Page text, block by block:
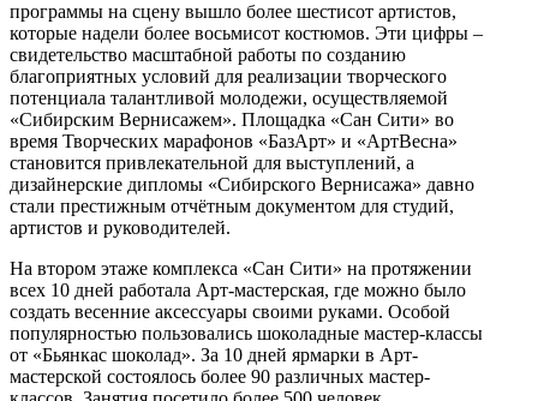
программы на сцену вышло более шестисот артистов,
которые надели более восьмисот костюмов. Эти цифры –
свидетельство масштабной работы по созданию
благоприятных условий для реализации творческого
потенциала талантливой молодежи, осуществляемой
«Сибирским Вернисажем». Площадка «Сан Сити» во
время Творческих марафонов «БазАрт» и «АртВесна»
становится привлекательной для выступлений, а
дизайнерские дипломы «Сибирского Вернисажа» давно
стали престижным отчётным документом для студий,
артистов и руководителей.
На втором этаже комплекса «Сан Сити» на протяжении
всех 10 дней работала Арт-мастерская, где можно было
создать весенние аксессуары своими руками. Особой
популярностью пользовались шоколадные мастер-классы
от «Бьянкас шоколад». За 10 дней ярмарки в Арт-
мастерской состоялось более 90 различных мастер-